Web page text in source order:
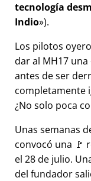
tecnología
Indio ).
Los pilotos
dar al MH17 una
antes de ser
completamente
¿No solo poca
Unas semanas
convocó una 🚩
el 28 de julio.
del fundador